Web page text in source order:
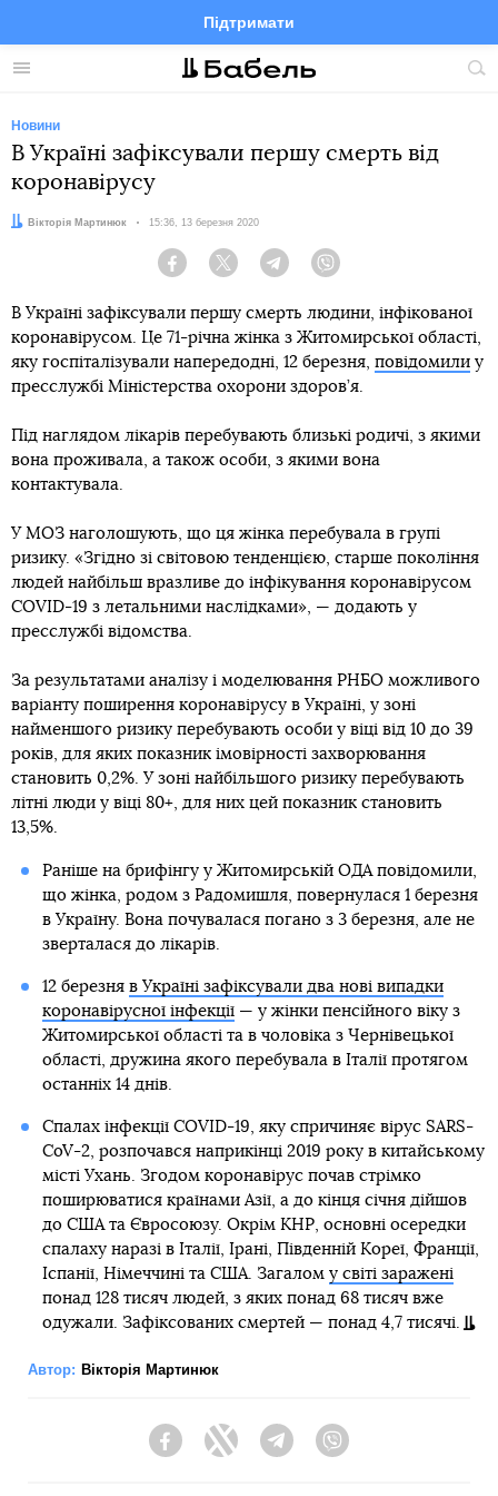
Меню
Підтримати
FacebookTelegramTwitter
Новини
В Україні зафіксували першу смерть від
коронавірусу
Автор:Вікторія Мартинюк Дата:
15:36, 13 березня 2020
Facebook Twitter Telegram
В Україні зафіксували першу смерть людини, інфікованої
коронавірусом. Це 71-річна жінка з Житомирської області,
яку госпіталізували напередодні, 12 березня, повідомили у
пресслужбі Міністерства охорони здоров’я.
Під наглядом лікарів перебувають близькі родичі, з якими
вона проживала, а також особи, з якими вона
контактувала.
У МОЗ наголошують, що ця жінка перебувала в групі
ризику. «Згідно зі світовою тенденцією, старше покоління
людей найбільш вразливе до інфікування коронавірусом
COVID-19 з летальними наслідками», — додають у
пресслужбі відомства.
За результатами аналізу і моделювання РНБО можливого
варіанту поширення коронавірусу в Україні, у зоні
найменшого ризику перебувають особи у віці від 10 до 39
років, для яких показник імовірності захворювання
становить 0,2%. У зоні найбільшого ризику перебувають
літні люди у віці 80+, для них цей показник становить
13,5%.
Раніше на брифінгу у Житомирській ОДА повідомили,
що жінка, родом з Радомишля, повернулася 1 березня
в Україну. Вона почувалася погано з 3 березня, але не
зверталася до лікарів.
12 березня в Україні зафіксували два нові випадки
коронавірусної інфекції— у жінки пенсійного віку з
Житомирської області та в чоловіка з Чернівецької
області, дружина якого перебувала в Італії протягом
останніх 14 днів.
Спалах інфекції COVID-19, яку спричиняє вірус SARS-
CoV-2, розпочався наприкінці 2019 року в китайському
місті Ухань. Згодом коронавірус почав стрімко
поширюватися країнами Азії, а до кінця січня дійшов
до США та Євросоюзу. Окрім КНР, основні осередки
спалаху наразі в Італії, Ірані, Південній Кореї, Франції,
Іспанії, Німеччині та США. Загалом у світі заражені
понад 128 тисяч людей, з яких понад 68 тисяч вже
одужали. Зафіксованих смертей — понад 4,7 тисячі.
Автор: Вікторія Мартинюк
FacebookTwitter Telegram